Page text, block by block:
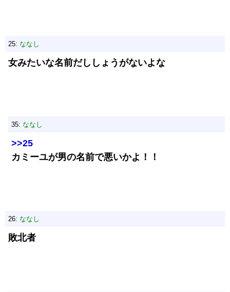
25: ななし
女みたいな名前だししょうがないよな
35: ななし
>>25
カミーユが男の名前で悪いかよ！！
26: ななし
敗北者